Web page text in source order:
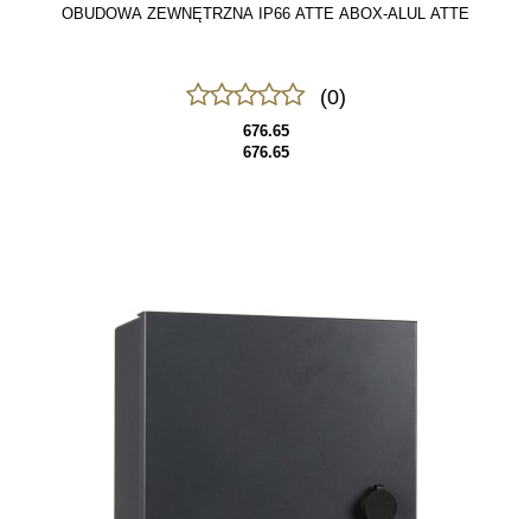
OBUDOWA ZEWNĘTRZNA IP66 ATTE ABOX-ALUL ATTE
(0)
676.65
676.65